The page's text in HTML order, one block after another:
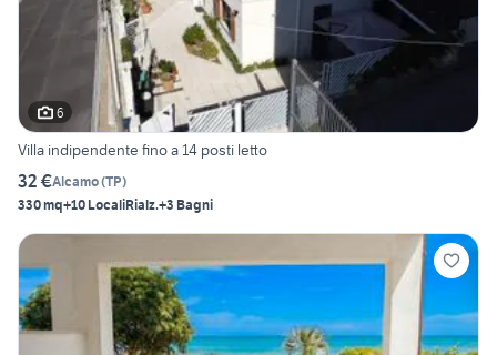
6
Villa indipendente fino a 14 posti letto
32 €Alcamo(TP)
330 mq+10 LocaliRialz.+3 Bagni